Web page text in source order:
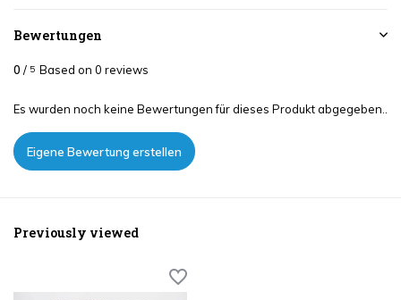
Bewertungen
0 / 5 Based on 0 reviews
Es wurden noch keine Bewertungen für dieses Produkt abgegeben..
Eigene Bewertung erstellen
Previously viewed